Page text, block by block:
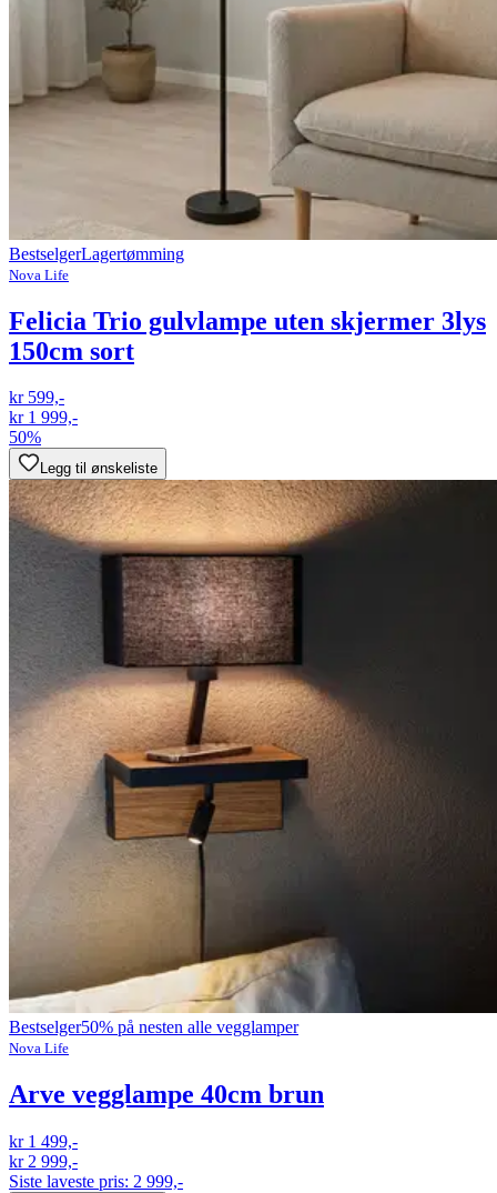
BestselgerLagertømming
Nova Life
Felicia Trio gulvlampe uten skjermer 3lys
150cm sort
kr 599,-
kr 1 999,-
50%
Legg til ønskeliste
Bestselger50% på nesten alle vegglamper
Nova Life
Arve vegglampe 40cm brun
kr 1 499,-
kr 2 999,-
Siste laveste pris: 2 999,-